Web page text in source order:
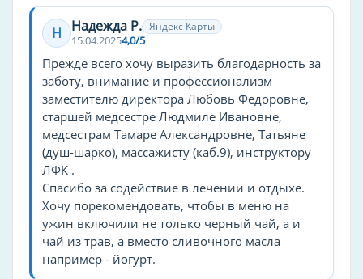
Лечебная гимнастика
Скандинавская ходьба
Косметологические услуги
бальнеотерапия
душ Шарко
ультразвук
Специализация клиники
диагностика
кардиология
медицинские справки
Н Надежда Р. Яндекс Карты
15.04.20254,0/5
Прежде всего хочу выразить благодарность за
заботу, внимание и профессионализм
заместителю директора Любовь Федоровне,
старшей медсестре Людмиле Ивановне,
медсестрам Тамаре Александровне, Татьяне
(душ-шарко), массажисту (каб.9), инструктору
ЛФК .
Спасибо за содействие в лечении и отдыхе.
Хочу порекомендовать, чтобы в меню на
ужин включили не только черный чай, а и
чай из трав, а вместо сливочного масла
например - йогурт.